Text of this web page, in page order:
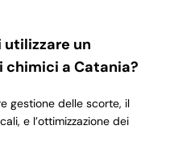
utilizzare un
a Catania?
gestione delle scorte, il
e l’ottimizzazione dei